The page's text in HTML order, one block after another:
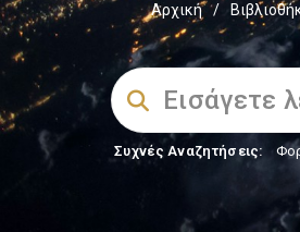
Αρχική /
Συχνές Αναζητήσεις: